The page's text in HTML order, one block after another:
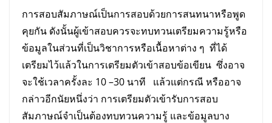
การสอบสัมภาษณ์เป็นการสอบด้วยการสนทนาหรือพูด
คุยกัน ดังนั้นผู้เข้าสอบควรจะทบทวนเตรียมความรู้หรือ
ข้อมูลในส่วนที่เป็นวิชาการหรือเนื้อหาต่าง ๆ ที่ได้
เตรียมไว้แล้วในการเตรียมตัวเข้าสอบข้อเขียน ซึ่งอาจ
จะใช้เวลาครั้งละ 10 –30 นาที แล้วแต่กรณี หรืออาจ
กล่าวอีกนัยหนึ่งว่า การเตรียมตัวเข้ารับการสอบ
สัมภาษณ์จำเป็นต้องทบทวนความรู้ และข้อมูลบาง